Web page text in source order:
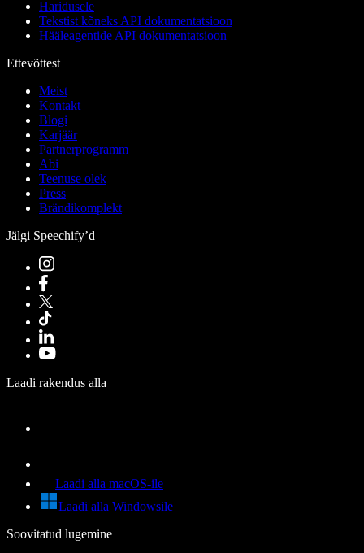
Haridusele
Tekstist kõneks API dokumentatsioon
Hääleagentide API dokumentatsioon
Ettevõttest
Meist
Kontakt
Blogi
Karjäär
Partnerprogramm
Abi
Teenuse olek
Press
Brändikomplekt
Jälgi Speechify’d
Laadi rakendus alla
Laadi alla macOS-ile
Laadi alla Windowsile
Soovitatud lugemine